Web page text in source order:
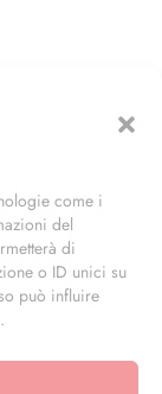
come i
del
di
o ID unici su
può influire